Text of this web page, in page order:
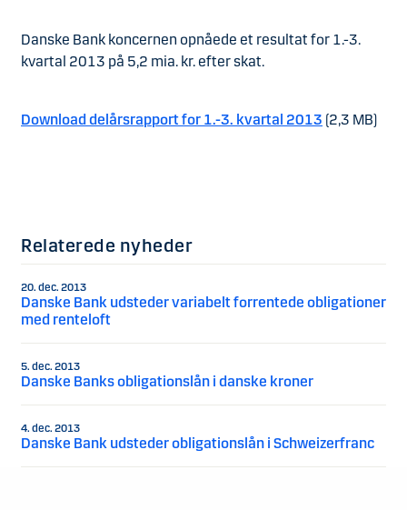
Danske Bank koncernen opnåede et resultat for 1.-3.
kvartal 2013 på 5,2 mia. kr. efter skat.
Download delårsrapport for 1.-3. kvartal 2013 (2,3 MB)
Relaterede nyheder
20. dec. 2013
Danske Bank udsteder variabelt forrentede obligationer
med renteloft
5. dec. 2013
Danske Banks obligationslån i danske kroner
4. dec. 2013
Danske Bank udsteder obligationslån i Schweizerfranc